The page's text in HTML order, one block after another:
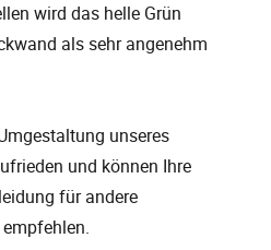
wird das helle Grün
als sehr angenehm
unseres
und können Ihre
für andere